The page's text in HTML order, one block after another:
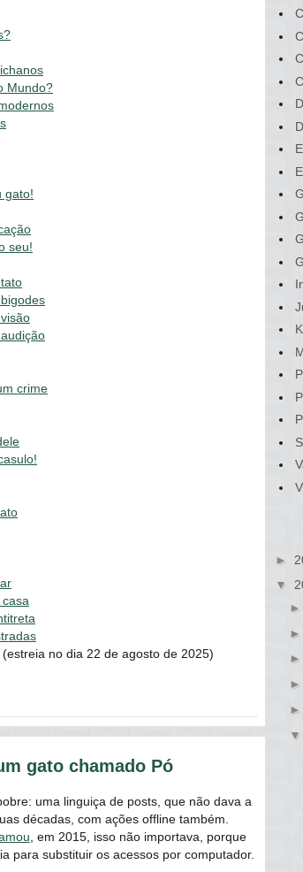
Mundo?
gato!
seu!
crime
no dia 22 de agosto de 2025)
gato chamado Pó
uma linguiça de posts, que não dava a
décadas, com ações offline também.
, em 2015, isso não importava, porque
para substituir os acessos por computador.
►
▼
►
►
►
►
►
▼